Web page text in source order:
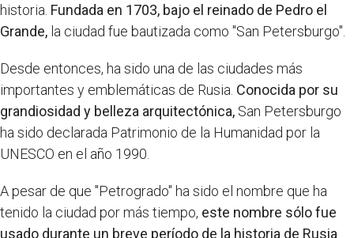
historia. Fundada en 1703, bajo el reinado de Pedro el
Grande, la ciudad fue bautizada como "San Petersburgo".
Desde entonces, ha sido una de las ciudades más
importantes y emblemáticas de Rusia. Conocida por su
grandiosidad y belleza arquitectónica, San Petersburgo
ha sido declarada Patrimonio de la Humanidad por la
UNESCO en el año 1990.
A pesar de que "Petrogrado" ha sido el nombre que ha
tenido la ciudad por más tiempo, este nombre sólo fue
usado durante un breve período de la historia de Rusia